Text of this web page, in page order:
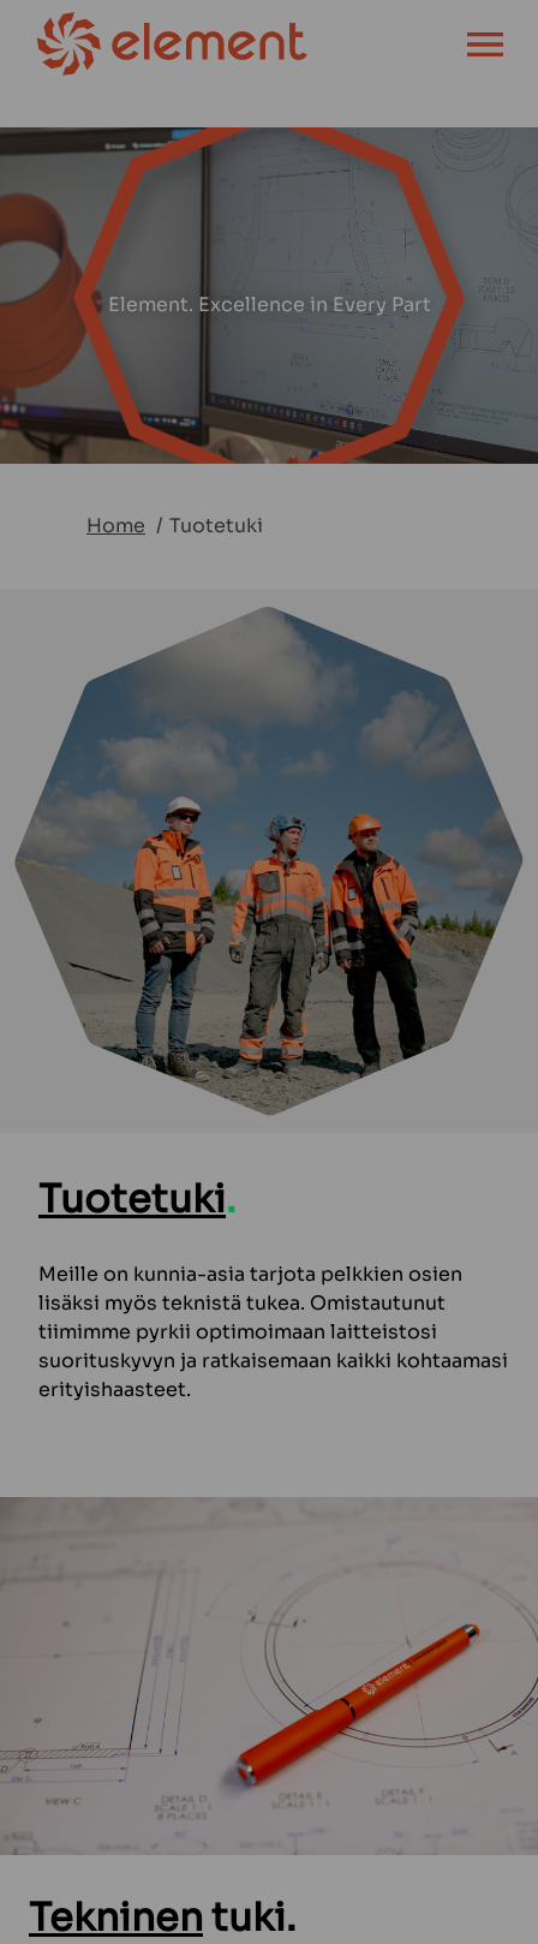
Element. Excellence in Every Part
Home Tuotetuki
Tuotetuki.
Meille on kunnia-asia tarjota pelkkien osien
lisäksi myös teknistä tukea. Omistautunut
tiimimme pyrkii optimoimaan laitteistosi
suorituskyvyn ja ratkaisemaan kaikki kohtaamasi
erityishaasteet.
Tekninen tuki.